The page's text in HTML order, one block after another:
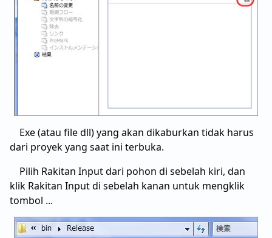
Exe (atau file dll) yang akan dikaburkan tidak harus
dari proyek yang saat ini terbuka.
Pilih Rakitan Input dari pohon di sebelah kiri, dan
klik Rakitan Input di sebelah kanan untuk mengklik
tombol ...